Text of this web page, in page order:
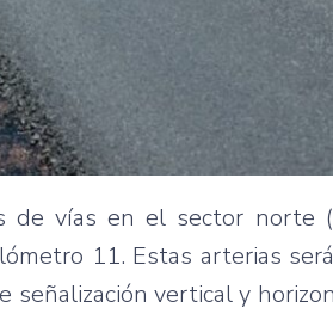
de vías en el sector norte
11. Estas arterias
señalización vertical y